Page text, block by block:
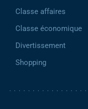
Classe affaires
Classe économique
Divertissement
Shopping